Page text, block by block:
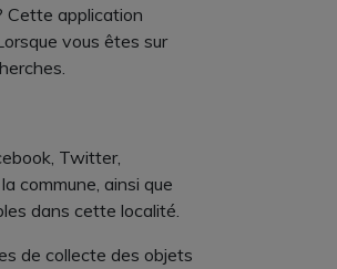
Cette application
vous êtes sur
Twitter,
commune, ainsi que
dans cette localité.
de collecte des objets